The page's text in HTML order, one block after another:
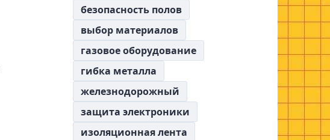
безопасность полов
выбор материалов
газовое оборудование
гибка металла
железнодорожный
защита электроники
изоляционная лента